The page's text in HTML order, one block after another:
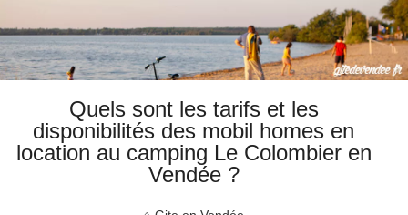
Quels sont les tarifs et les
disponibilités des mobil homes en
location au camping Le Colombier en
Vendée ?